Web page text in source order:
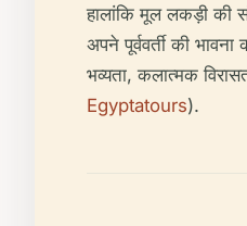
हालांकि मूल लकड़ी की
अपने पूर्ववर्ती की
भव्यता, कलात्मक
Egyptatours).